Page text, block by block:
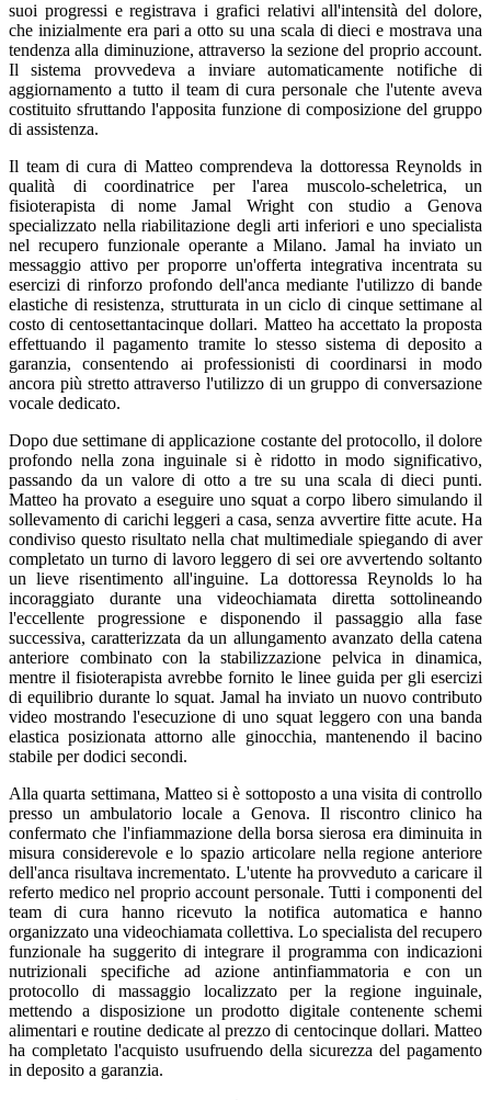
suoi progressi e registrava i grafici relativi all'intensità del dolore,
che inizialmente era pari a otto su una scala di dieci e mostrava una
tendenza alla diminuzione, attraverso la sezione del proprio account.
Il sistema provvedeva a inviare automaticamente notifiche di
aggiornamento a tutto il team di cura personale che l'utente aveva
costituito sfruttando l'apposita funzione di composizione del gruppo
di assistenza.
Il team di cura di Matteo comprendeva la dottoressa Reynolds in
qualità di coordinatrice per l'area muscolo-scheletrica, un
fisioterapista di nome Jamal Wright con studio a Genova
specializzato nella riabilitazione degli arti inferiori e uno specialista
nel recupero funzionale operante a Milano. Jamal ha inviato un
messaggio attivo per proporre un'offerta integrativa incentrata su
esercizi di rinforzo profondo dell'anca mediante l'utilizzo di bande
elastiche di resistenza, strutturata in un ciclo di cinque settimane al
costo di centosettantacinque dollari. Matteo ha accettato la proposta
effettuando il pagamento tramite lo stesso sistema di deposito a
garanzia, consentendo ai professionisti di coordinarsi in modo
ancora più stretto attraverso l'utilizzo di un gruppo di conversazione
vocale dedicato.
Dopo due settimane di applicazione costante del protocollo, il dolore
profondo nella zona inguinale si è ridotto in modo significativo,
passando da un valore di otto a tre su una scala di dieci punti.
Matteo ha provato a eseguire uno squat a corpo libero simulando il
sollevamento di carichi leggeri a casa, senza avvertire fitte acute. Ha
condiviso questo risultato nella chat multimediale spiegando di aver
completato un turno di lavoro leggero di sei ore avvertendo soltanto
un lieve risentimento all'inguine. La dottoressa Reynolds lo ha
incoraggiato durante una videochiamata diretta sottolineando
l'eccellente progressione e disponendo il passaggio alla fase
successiva, caratterizzata da un allungamento avanzato della catena
anteriore combinato con la stabilizzazione pelvica in dinamica,
mentre il fisioterapista avrebbe fornito le linee guida per gli esercizi
di equilibrio durante lo squat. Jamal ha inviato un nuovo contributo
video mostrando l'esecuzione di uno squat leggero con una banda
elastica posizionata attorno alle ginocchia, mantenendo il bacino
stabile per dodici secondi.
Alla quarta settimana, Matteo si è sottoposto a una visita di controllo
presso un ambulatorio locale a Genova. Il riscontro clinico ha
confermato che l'infiammazione della borsa sierosa era diminuita in
misura considerevole e lo spazio articolare nella regione anteriore
dell'anca risultava incrementato. L'utente ha provveduto a caricare il
referto medico nel proprio account personale. Tutti i componenti del
team di cura hanno ricevuto la notifica automatica e hanno
organizzato una videochiamata collettiva. Lo specialista del recupero
funzionale ha suggerito di integrare il programma con indicazioni
nutrizionali specifiche ad azione antinfiammatoria e con un
protocollo di massaggio localizzato per la regione inguinale,
mettendo a disposizione un prodotto digitale contenente schemi
alimentari e routine dedicate al prezzo di centocinque dollari. Matteo
ha completato l'acquisto usufruendo della sicurezza del pagamento
in deposito a garanzia.